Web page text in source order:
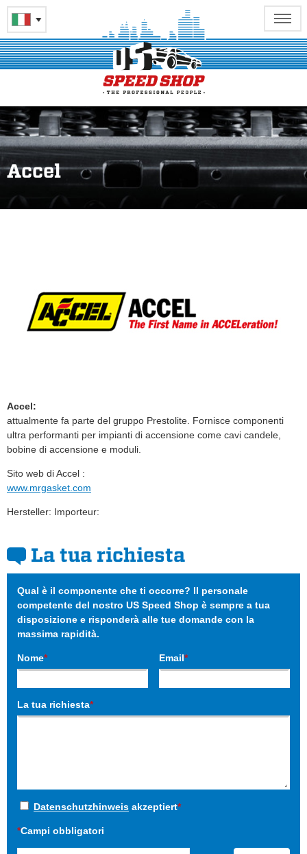
Accel
Accel:
attualmente fa parte del gruppo Prestolite. Fornisce componenti
ultra performanti per impianti di accensione come cavi candele,
bobine di accensione e moduli.
Sito web di Accel :
www.mrgasket.com
Hersteller: Importeur:
La tua richiesta
Qual è il componente che ti occorre? Il personale
competente del nostro US Speed Shop è sempre a tua
disposizione e risponderà alle tue domande con la
massima rapidità.
Nome* Email*
La tua richiesta*
Datenschutzhinweis akzeptiert*
*Campi obbligatori